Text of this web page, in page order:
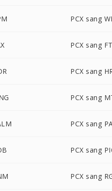
PCX sang
PCX sang
PCX sang
PCX sang
PCX sang
PCX sang
PCX sang